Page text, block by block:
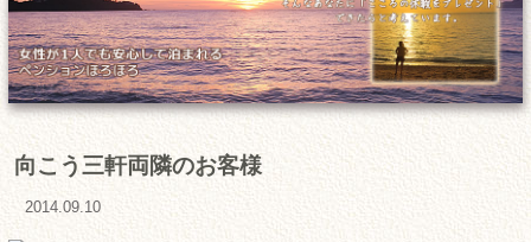
向こう三軒両隣のお客様
2014.09.10